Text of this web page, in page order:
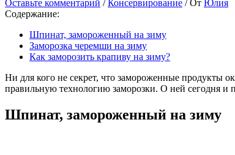
Оставьте комментарий /Консервирование / От Юлия
Содержание:
Шпинат, замороженный на зиму
Заморозка черемши на зиму
Как заморозить крапиву на зиму?
Ни для кого не секрет, что замороженные продукты
правильную технологию заморозки. О ней сегодня и
Шпинат, замороженный на зиму